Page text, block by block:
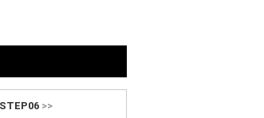
STEP06 >>